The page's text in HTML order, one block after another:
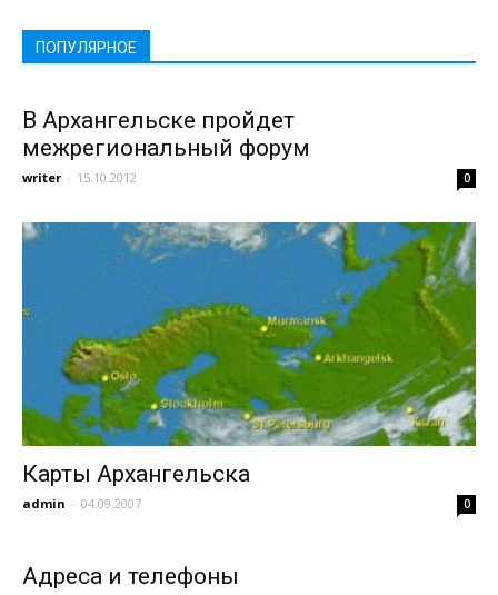
ПОПУЛЯРНОЕ
В Архангельске пройдет
межрегиональный форум
writer - 15.10.2012 0
Карты Архангельска
admin - 04.09.2007 0
Адреса и телефоны